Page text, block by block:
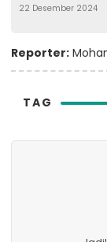
Kepemimpinan
22 Desember 2024
Reporter:
TAG